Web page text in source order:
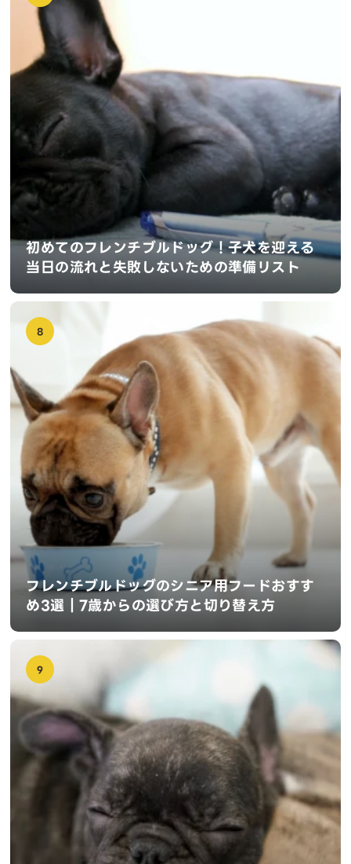
初めてのフレンチブルドッグ！子犬を迎える
当日の流れと失敗しないための準備リスト
8
フレンチブルドッグのシニア用フードおすす
め3選｜7歳からの選び方と切り替え方
9